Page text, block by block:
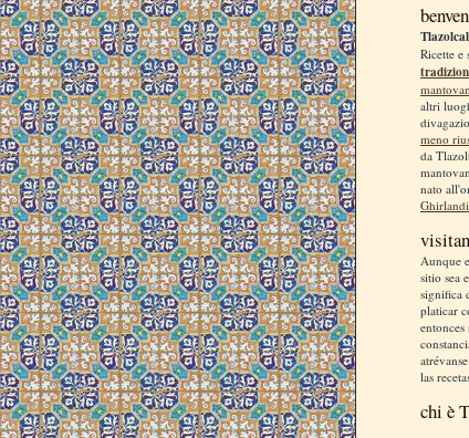
Ricette e
altri
meno
da
nato
Aunque
sitio sea
significa
platicar
entonces
las
chi è